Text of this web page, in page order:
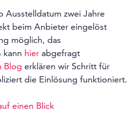
Ausstelldatum zwei Jahre
beim Anbieter eingelöst
möglich, das
kann hier abgefragt
Blog erklären wir Schritt für
die Einlösung funktioniert.
einen Blick